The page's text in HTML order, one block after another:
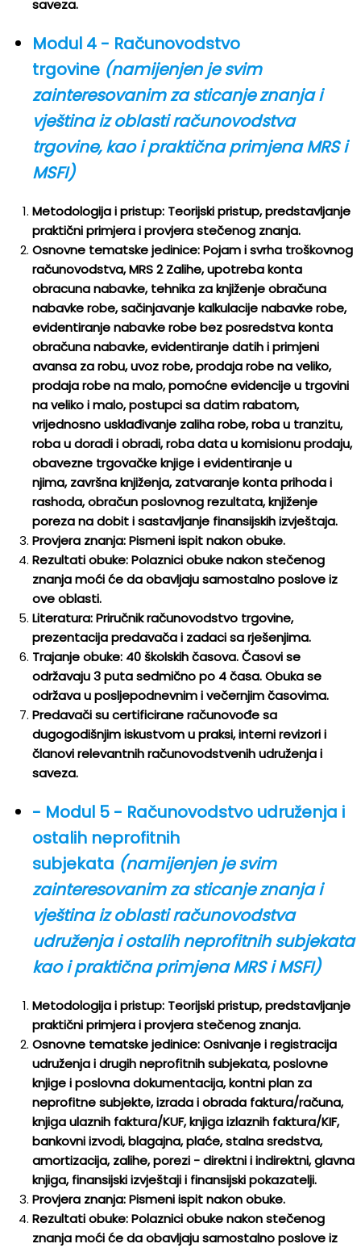
saveza.
Modul 4 - Računovodstvo
trgovine (namijenjen je svim
zainteresovanim za sticanje znanja i
vještina iz oblasti računovodstva
trgovine, kao i praktična primjena MRS i
MSFI)
Metodologija i pristup: Teorijski pristup, predstavljanje
praktični primjera i provjera stečenog znanja.
Osnovne tematske jedinice: Pojam i svrha troškovnog
računovodstva, MRS 2 Zalihe, upotreba konta
obracuna nabavke, tehnika za knjiženje obračuna
nabavke robe, sačinjavanje kalkulacije nabavke robe,
evidentiranje nabavke robe bez posredstva konta
obračuna nabavke, evidentiranje datih i primjeni
avansa za robu, uvoz robe, prodaja robe na veliko,
prodaja robe na malo, pomoćne evidencije u trgovini
na veliko i malo, postupci sa datim rabatom,
vrijednosno usklađivanje zaliha robe, roba u tranzitu,
roba u doradi i obradi, roba data u komisionu prodaju,
obavezne trgovačke knjige i evidentiranje u
njima, završna knjiženja, zatvaranje konta prihoda i
rashoda, obračun poslovnog rezultata, knjiženje
poreza na dobit i sastavljanje finansijskih izvještaja.
Provjera znanja: Pismeni ispit nakon obuke.
Rezultati obuke: Polaznici obuke nakon stečenog
znanja moći će da obavljaju samostalno poslove iz
ove oblasti.
Literatura: Priručnik računovodstvo trgovine,
prezentacija predavača i zadaci sa rješenjima.
Trajanje obuke: 40 školskih časova. Časovi se
održavaju 3 puta sedmično po 4 časa. Obuka se
održava u posljepodnevnim i večernjim časovima.
Predavači su certificirane računovođe sa
dugogodišnjim iskustvom u praksi, interni revizori i
članovi relevantnih računovodstvenih udruženja i
saveza.
- Modul 5 - Računovodstvo udruženja i
ostalih neprofitnih
subjekata (namijenjen je svim
zainteresovanim za sticanje znanja i
vještina iz oblasti računovodstva
udruženja i ostalih neprofitnih subjekata
kao i praktična primjena MRS i MSFI)
Metodologija i pristup: Teorijski pristup, predstavljanje
praktični primjera i provjera stečenog znanja.
Osnovne tematske jedinice: Osnivanje i registracija
udruženja i drugih neprofitnih subjekata, poslovne
knjige i poslovna dokumentacija, kontni plan za
neprofitne subjekte, izrada i obrada faktura/računa,
knjiga ulaznih faktura/KUF, knjiga izlaznih faktura/KIF,
bankovni izvodi, blagajna, plaće, stalna sredstva,
amortizacija, zalihe, porezi - direktni i indirektni, glavna
knjiga, finansijski izvještaji i finansijski pokazatelji.
Provjera znanja: Pismeni ispit nakon obuke.
Rezultati obuke: Polaznici obuke nakon stečenog
znanja moći će da obavljaju samostalno poslove iz